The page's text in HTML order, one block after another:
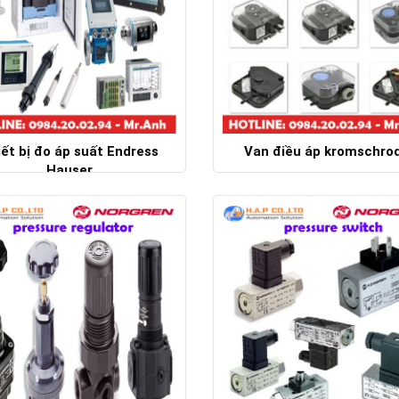
bị đo áp suất Endress
Hauser
Chi tiết
Van điều áp
Chi tiết